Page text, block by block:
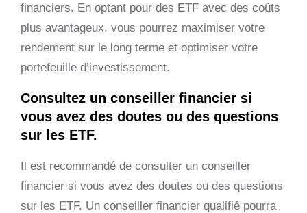
financiers. En optant pour des ETF avec des coûts
plus avantageux, vous pourrez maximiser votre
rendement sur le long terme et optimiser votre
portefeuille d’investissement.
Consultez un conseiller financier si
vous avez des doutes ou des questions
sur les ETF.
Il est recommandé de consulter un conseiller
financier si vous avez des doutes ou des questions
sur les ETF. Un conseiller financier qualifié pourra